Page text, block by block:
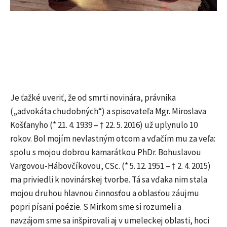
Je ťažké uveriť, že od smrti novinára, právnika
(„advokáta chudobných“) a spisovateľa Mgr. Miroslava
Košťanyho (* 21. 4. 1939 – † 22. 5. 2016) už uplynulo 10
rokov. Bol mojím nevlastným otcom a vďačím mu za veľa:
spolu s mojou dobrou kamarátkou PhDr. Bohuslavou
Vargovou-Hábovčíkovou, CSc. (* 5. 12. 1951 – † 2. 4. 2015)
ma priviedli k novinárskej tvorbe. Tá sa vďaka nim stala
mojou druhou hlavnou činnosťou a oblasťou záujmu
popri písaní poézie. S Mirkom sme si rozumeli a
navzájom sme sa inšpirovali aj v umeleckej oblasti, hoci